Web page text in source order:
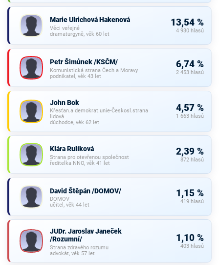
Marie Ulrichová Hakenová
Věci veřejné
dramaturgyně, věk 60 let
13,54 %
4 930 hlasů
Petr Šimůnek /KSČM/
Komunistická strana Čech a Moravy
podnikatel, věk 43 let
6,74 %
2 453 hlasů
John Bok
Křesťan.a demokrat.unie-Českosl.strana
lidová
důchodce, věk 62 let
4,57 %
1 663 hlasů
Klára Rulíková
Strana pro otevřenou společnost
ředitelka NNO, věk 41 let
2,39 %
872 hlasů
David Štěpán /DOMOV/
DOMOV
učitel, věk 44 let
1,15 %
419 hlasů
JUDr. Jaroslav Janeček
/Rozumní/
Strana zdravého rozumu
advokát, věk 57 let
1,10 %
403 hlasů